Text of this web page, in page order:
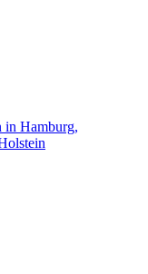
in Hamburg,